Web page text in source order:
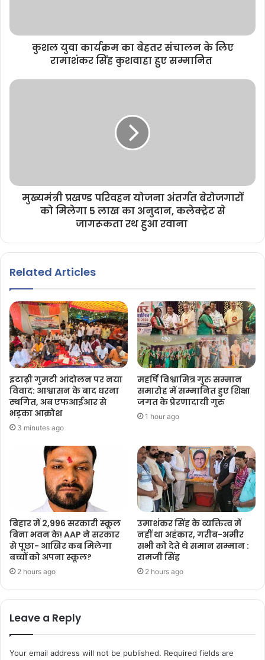
कुशल युवा कार्यक्रम का बेहतर संचालन के लिए
रामाशंकर सिंह कुशवाहा हुए सम्मानित
मुख्यमंत्री प्रखण्ड परिवहन योजना अंतर्गत बेरोजगारों
को मिलेगा 5 लाख का अनुदान, कलेक्ट्रेट से
जागरूकता रथ हुआ रवाना
Related Articles
इटाढ़ी गुमटी आंदोलन पर नया
विवाद: आश्वासन के बाद धरना
स्थगित, अब एफआईआर से
भड़का आक्रोश
3 minutes ago
महर्षि विश्वामित्र गुरु सम्मान
समारोह में सम्मानित हुए शिक्षा
जगत के प्रेरणादायी गुरु
1 hour ago
बिहार में 2,996 सरकारी स्कूल
बिना भवन के! AAP ने सरकार
से पूछा- आखिर कब मिलेगा
बच्चों को अपना स्कूल?
2 hours ago
उमाशंकर सिंह के व्यक्तित्व में
नहीं था अहंकार, गरीब-अमीर
सभी को देते थे समान सम्मान :
रामजी सिंह
2 hours ago
Leave a Reply
Your email address will not be published. Required fields are